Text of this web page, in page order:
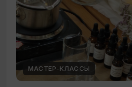
МАСТЕР-КЛАССЫ